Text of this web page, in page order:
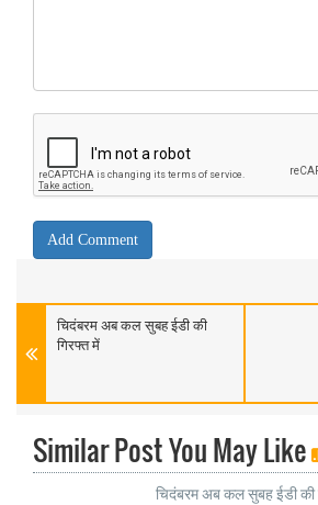
चिदंबरम अब कल सुबह ईडी की
गिरफ्त में
Similar Post You May Like
चिदंबरम अब कल सुबह ईडी की